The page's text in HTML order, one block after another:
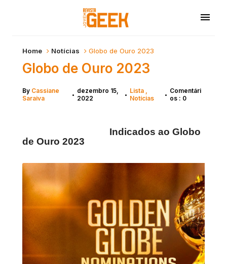
Home Notícias Globo de Ouro 2023
Globo de Ouro 2023
By Cassiane
Saraiva
• dezembro 15,
2022
• Lista
Notícias
• Comentári
os : 0
Indicados ao Globo
de Ouro 2023